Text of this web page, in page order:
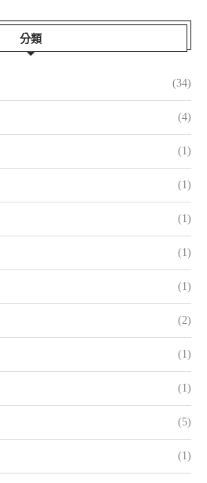
分類
(34)
(4)
(1)
(1)
(1)
(1)
(1)
(2)
(1)
(1)
(5)
(1)